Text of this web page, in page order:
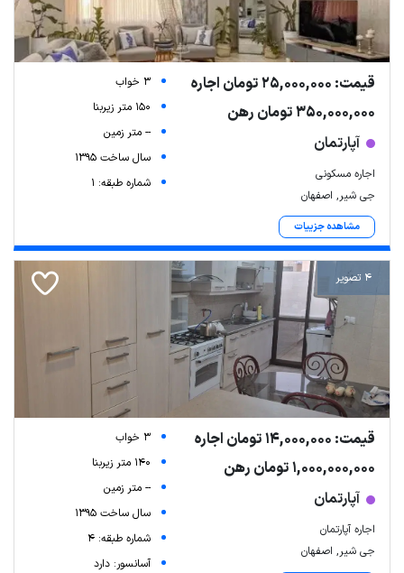
قیمت: 25,000,000 تومان اجاره
350,000,000 تومان رهن
آپارتمان
اجاره مسکونی
جی شیر, اصفهان
مشاهده جزییات
3 خواب
150 متر زیربنا
-- متر زمین
سال ساخت 1395
شماره طبقه: 1
4 تصویر
قیمت: 14,000,000 تومان اجاره
1,000,000,000 تومان رهن
آپارتمان
اجاره آپارتمان
جی شیر, اصفهان
3 خواب
140 متر زیربنا
-- متر زمین
سال ساخت 1395
شماره طبقه: 4
آسانسور: دارد